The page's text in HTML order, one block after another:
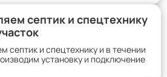
септик и спецтехнику
септик и спецтехнику и в течении
установку и подключение